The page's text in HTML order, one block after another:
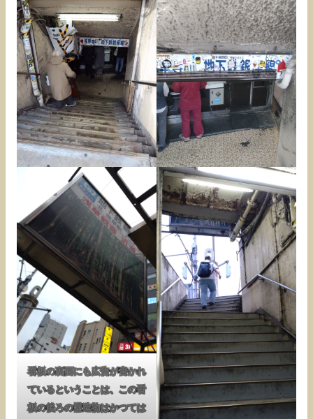
看板の裏面にも広告が書かれ
ているということは、この看
板の後ろの構造物はかつては